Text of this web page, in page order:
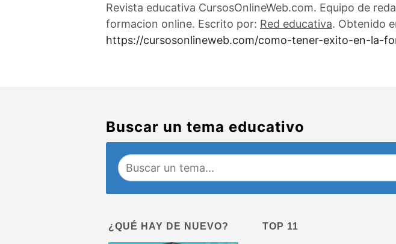
Revista educativa CursosOnlineWeb.com. Equipo de
formacion online. Escrito por: Red educativa. Obtenido
https://cursosonlineweb.com/como-tener-exito-en-la-
Buscar un tema educativo
¿QUÉ HAY DE NUEVO? TOP 11